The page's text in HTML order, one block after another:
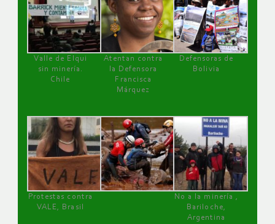
Valle de Elqui
sin minería.
Chile
Atentan contra
la Defensora
Francisca
Márquez
Defensoras de
Bolivia
Protestas contra
VALE, Brasil
No a la minería ,
Bariloche,
Argentina